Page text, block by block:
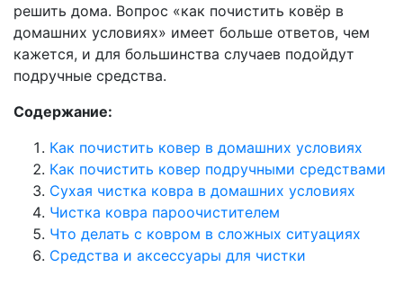
решить дома. Вопрос «как почистить ковёр в
домашних условиях» имеет больше ответов, чем
кажется, и для большинства случаев подойдут
подручные средства.
Содержание:
Как почистить ковер в домашних условиях
Как почистить ковер подручными средствами
Сухая чистка ковра в домашних условиях
Чистка ковра пароочистителем
Что делать с ковром в сложных ситуациях
Средства и аксессуары для чистки